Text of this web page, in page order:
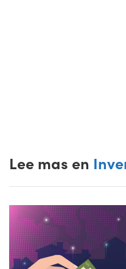
Lee mas en